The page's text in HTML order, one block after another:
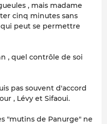
, mais madame
cinq minutes sans
peut se permettre
, quel contrôle de soi
pas souvent d'accord
, Lévy et Sifaoui.
"mutins de Panurge" ne